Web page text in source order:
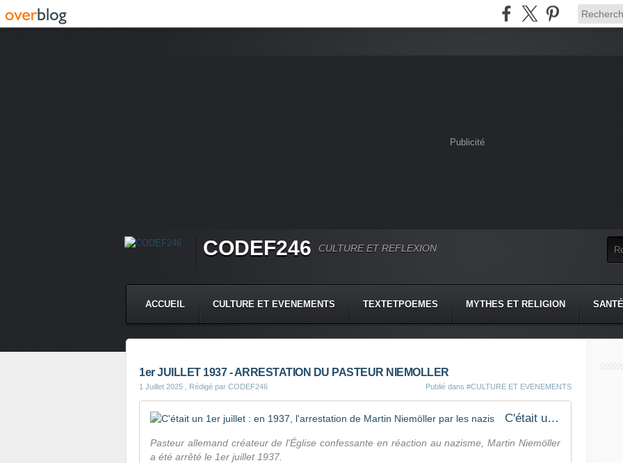
Publicité
CODEF246 CULTURE ET REFLEXION
ACCUEIL CULTURE ET EVENEMENTS TEXTETPOEMES MYTHES ET RELIGION
1er JUILLET 1937 - ARRESTATION DU PASTEUR NIEMOLLER
1 Juillet 2025 , Rédigé par CODEF246 Publié dans #CULTURE ET EVENEMENTS
C'était un 1er juillet : en 1937, l'arrestation de Martin Niemöller par les nazis
Pasteur allemand créateur de l'Église confessante en réaction au nazisme, Martin Niemöller
a été arrêté le 1er juillet 1937.